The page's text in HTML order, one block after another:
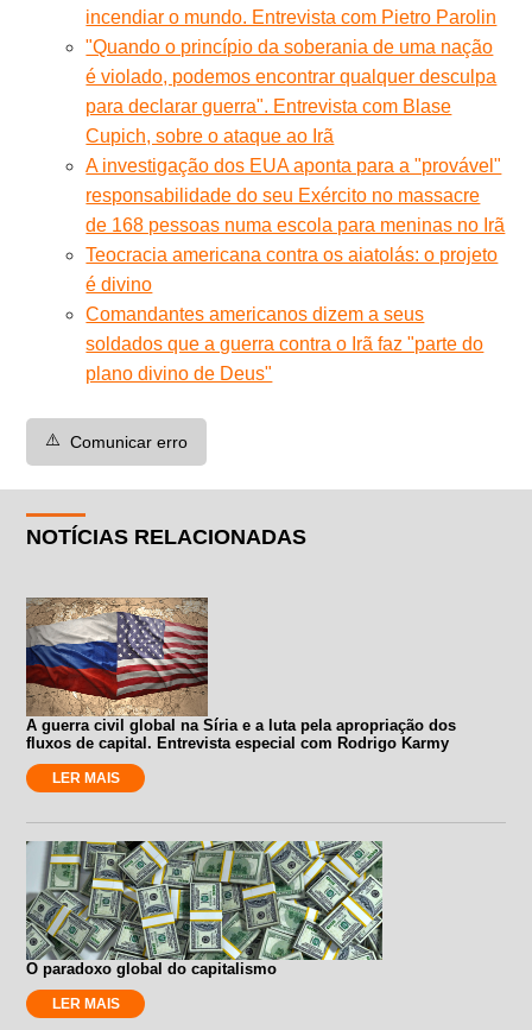
incendiar o mundo. Entrevista com Pietro Parolin
"Quando o princípio da soberania de uma nação
é violado, podemos encontrar qualquer desculpa
para declarar guerra". Entrevista com Blase
Cupich, sobre o ataque ao Irã
A investigação dos EUA aponta para a "provável"
responsabilidade do seu Exército no massacre
de 168 pessoas numa escola para meninas no Irã
Teocracia americana contra os aiatolás: o projeto
é divino
Comandantes americanos dizem a seus
soldados que a guerra contra o Irã faz "parte do
plano divino de Deus"
⚠️ Comunicar erro
NOTÍCIAS RELACIONADAS
A guerra civil global na Síria e a luta pela apropriação dos
fluxos de capital. Entrevista especial com Rodrigo Karmy
LER MAIS
O paradoxo global do capitalismo
LER MAIS